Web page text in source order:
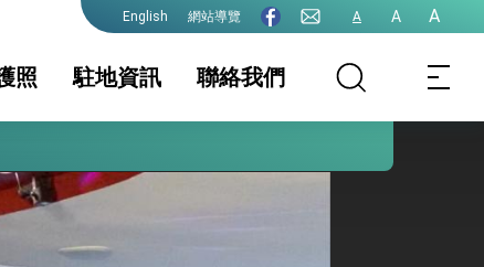
English 網站導覽 A A A
照
告 護照
文件證明
入出境(含大陸地區
駐地資訊
本資料 簽證及入境須知
生活資訊
性平諮詢機
行事曆
聯絡我們
球健康的創新能量